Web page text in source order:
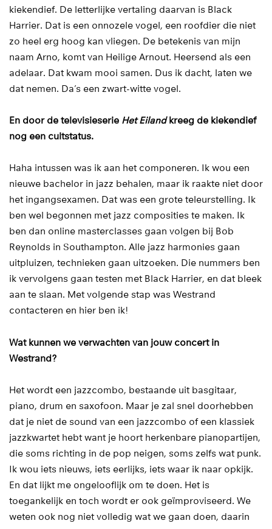
kiekendief. De letterlijke vertaling daarvan is Black
Harrier. Dat is een onnozele vogel, een roofdier die niet
zo heel erg hoog kan vliegen. De betekenis van mijn
naam Arno, komt van Heilige Arnout. Heersend als een
adelaar. Dat kwam mooi samen. Dus ik dacht, laten we
dat nemen. Da’s een zwart-witte vogel.
En door de televisieserie Het Eilandkreeg de kiekendief
nog een cultstatus.
Haha intussen was ik aan het componeren. Ik wou een
nieuwe bachelor in jazz behalen, maar ik raakte niet door
het ingangsexamen. Dat was een grote teleurstelling. Ik
ben wel begonnen met jazz composities te maken. Ik
ben dan online masterclasses gaan volgen bij Bob
Reynolds in Southampton. Alle jazz harmonies gaan
uitpluizen, technieken gaan uitzoeken. Die nummers ben
ik vervolgens gaan testen met Black Harrier, en dat bleek
aan te slaan. Met volgende stap was Westrand
contacteren en hier ben ik!
Wat kunnen we verwachten van jouw concert in
Westrand?
Het wordt een jazzcombo, bestaande uit basgitaar,
piano, drum en saxofoon. Maar je zal snel doorhebben
dat je niet de sound van een jazzcombo of een klassiek
jazzkwartet hebt want je hoort herkenbare pianopartijen,
die soms richting in de pop neigen, soms zelfs wat punk.
Ik wou iets nieuws, iets eerlijks, iets waar ik naar opkijk.
En dat lijkt me ongelooflijk om te doen. Het is
toegankelijk en toch wordt er ook geïmproviseerd. We
weten ook nog niet volledig wat we gaan doen, daarin